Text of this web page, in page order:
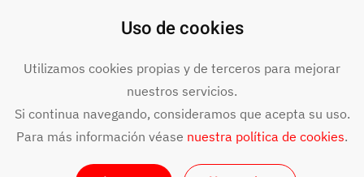
©2024BIT4DATA. Todos los derechos reservados. Aviso legal y
términos de uso.Declaración de accesibilidad .
Uso de cookies
Utilizamos cookies propias y de terceros para mejorar
nuestros servicios.
Si continua navegando, consideramos que acepta su uso.
Para más información véase nuestra política de cookies.